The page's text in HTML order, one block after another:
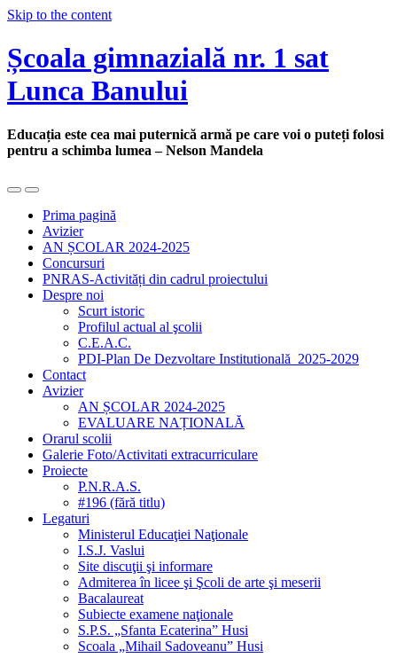
Skip to the content
Școala gimnazială nr. 1 sat
Lunca Banului
Educația este cea mai puternică armă pe care voi o puteți folosi
pentru a schimba lumea – Nelson Mandela
Toggle
mobile
menu
Toggle
the
search
field
Prima pagină
Avizier
AN ȘCOLAR 2024-2025
Concursuri
PNRAS-Activități din cadrul proiectului
Despre noi
Scurt istoric
Profilul actual al şcolii
C.E.A.C.
PDI-Plan De Dezvoltare Institutională_2025-2029
Contact
Avizier
AN ȘCOLAR 2024-2025
EVALUARE NAȚIONALĂ
Orarul scolii
Galerie Foto/Activitati extracurriculare
Proiecte
P.N.R.A.S.
#196 (fără titlu)
Legaturi
Ministerul Educaţiei Naţionale
I.S.J. Vaslui
Site discuţii şi informare
Admiterea în licee şi Şcoli de arte şi meserii
Bacalaureat
Subiecte examene naţionale
S.P.S. „Sfanta Ecaterina” Husi
Scoala „Mihail Sadoveanu” Husi